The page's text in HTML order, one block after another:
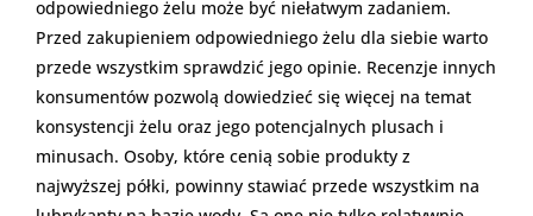
odpowiedniego żelu może być niełatwym zadaniem.
Przed zakupieniem odpowiedniego żelu dla siebie warto
przede wszystkim sprawdzić jego opinie. Recenzje innych
konsumentów pozwolą dowiedzieć się więcej na temat
konsystencji żelu oraz jego potencjalnych plusach i
minusach. Osoby, które cenią sobie produkty z
najwyższej półki, powinny stawiać przede wszystkim na